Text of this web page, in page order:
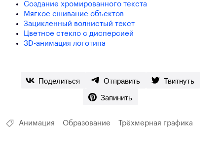
Создание хромированного текста
Мягкое сшивание объектов
Зацикленный волнистый текст
Цветное стекло с дисперсией
3D-анимация логотипа
Поделиться Отправить
Твитнуть
Запинить
Анимация Образование Трёхмерная графика